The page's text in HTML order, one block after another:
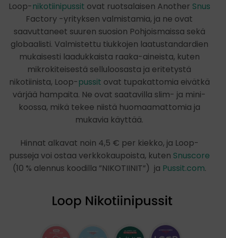
Loop-nikotiinipussit ovat ruotsalaisen Another Snus
Factory -yrityksen valmistamia, ja ne ovat
saavuttaneet suuren suosion Pohjoismaissa sekä
globaalisti. Valmistettu tiukkojen laatustandardien
mukaisesti laadukkaista raaka-aineista, kuten
mikrokiteisestä selluloosasta ja eritetystä
nikotiinista, Loop-pussit ovat tupakattomia eivätkä
värjää hampaita. Ne ovat saatavilla slim- ja mini-
koossa, mikä tekee niistä huomaamattomia ja
mukavia käyttää.
Hinnat alkavat noin 4,5 € per kiekko, ja Loop-
pusseja voi ostaa verkkokaupoista, kuten Snuscore
(10 % alennus koodilla ”NIKOTIINIT”) ja Pussit.com.